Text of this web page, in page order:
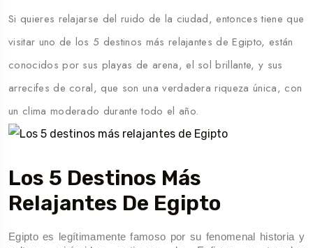
Si quieres relajarse del ruido de la ciudad, entonces tiene que
visitar uno de los 5 destinos más relajantes de Egipto, están
conocidos por sus playas de arena, el sol brillante, y sus
arrecifes de coral, que son una verdadera riqueza única, con
un clima moderado durante todo el año.
Los 5 Destinos Más
Relajantes De Egipto
Egipto es legítimamente famoso por su fenomenal historia y